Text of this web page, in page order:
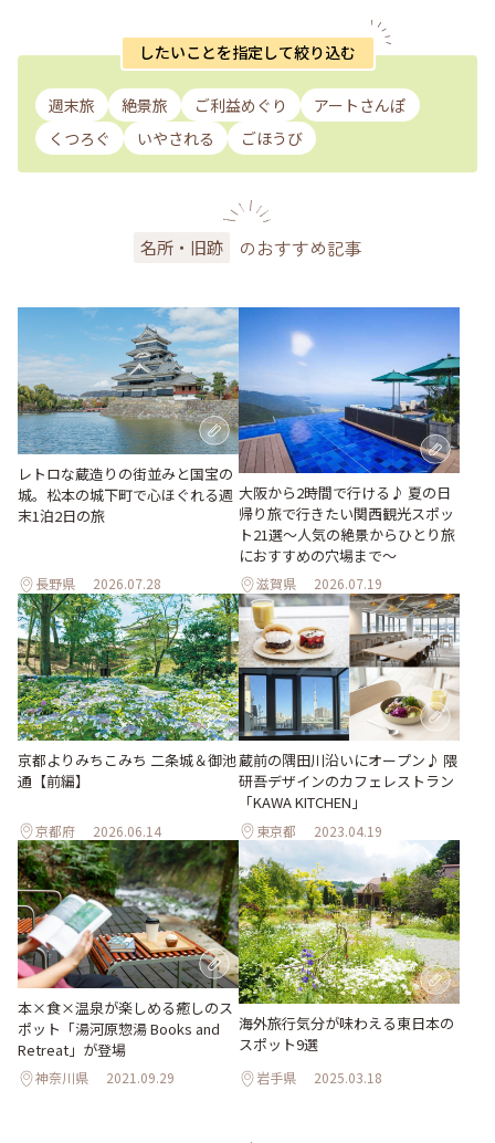
したいことを指定して絞り込む
週末旅 絶景旅 ご利益めぐり
アートさんぽ
くつろぐ
いやされる ごほうび
名所・旧跡 のおすすめ記事
レトロな蔵造りの街並みと国宝の
城。松本の城下町で心ほぐれる週
末1泊2日の旅
長野県 2026.07.28
大阪から2時間で行ける♪ 夏の日
帰り旅で行きたい関西観光スポッ
ト21選～人気の絶景からひとり旅
におすすめの穴場まで～
滋賀県 2026.07.19
京都よりみちこみち 二条城＆御池
通【前編】
京都府 2026.06.14
蔵前の隅田川沿いにオープン♪ 隈
研吾デザインのカフェレストラン
「KAWA KITCHEN」
東京都 2023.04.19
本×食×温泉が楽しめる癒しのス
ポット「湯河原惣湯 Books and
Retreat」が登場
神奈川県 2021.09.29
海外旅行気分が味わえる東日本の
スポット9選
岩手県 2025.03.18